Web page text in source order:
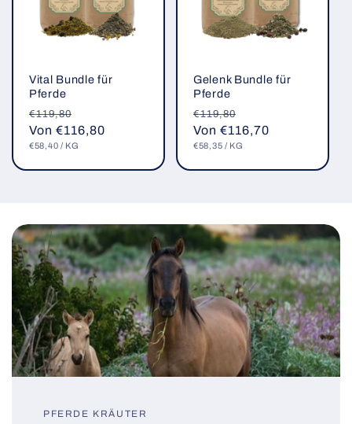
Vital Bundle für
Pferde
Normaler
Preis
€119,80
Von €116,80
GRUNDPREIS
€58,40 / PRO
KG
Gelenk Bundle für
Pferde
Normaler
Preis
€119,80
Von €116,70
GRUNDPREIS
€58,35 / PRO
KG
PFERDE KRÄUTER